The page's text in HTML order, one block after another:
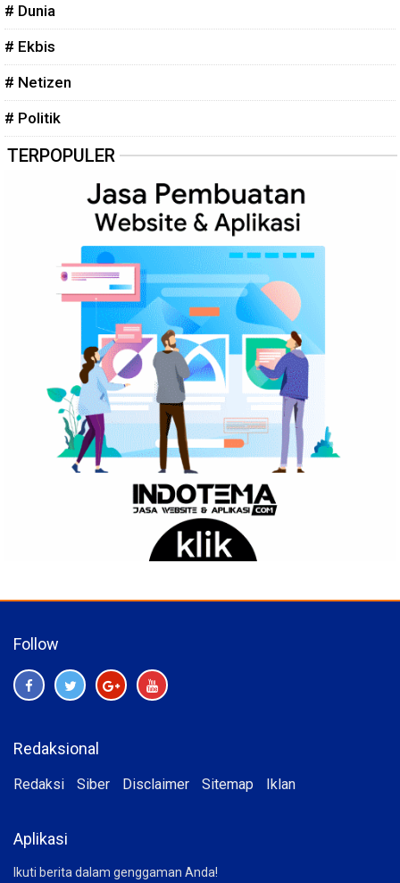
# Dunia
# Ekbis
# Netizen
# Politik
TERPOPULER
Follow
Redaksional
Redaksi Siber Disclaimer Sitemap Iklan
Aplikasi
Ikuti berita dalam genggaman Anda!